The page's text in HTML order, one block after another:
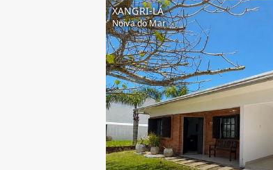
XANGRI-LÁ
Noiva do Mar